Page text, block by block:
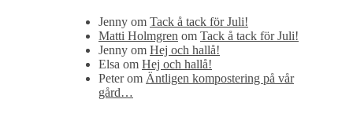
Jenny om Tack å tack för Juli!
Matti Holmgren om Tack å tack för Juli!
Jenny om Hej och hallå!
Elsa om Hej och hallå!
Peterom Äntligen kompostering på vår
gård…